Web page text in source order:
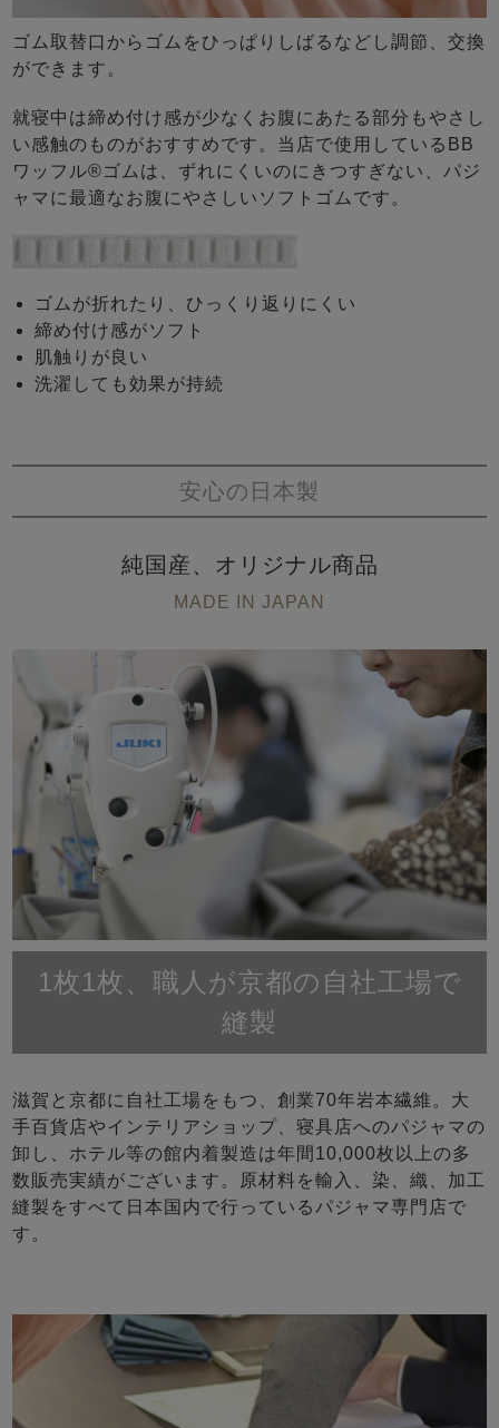
ゴム取替口からゴムをひっぱりしばるなどし調節、交換
ができます。
就寝中は締め付け感が少なくお腹にあたる部分もやさし
い感触のものがおすすめです。当店で使用しているBB
ワッフル®ゴムは、ずれにくいのにきつすぎない、パジ
ャマに最適なお腹にやさしいソフトゴムです。
ゴムが折れたり、ひっくり返りにくい
締め付け感がソフト
肌触りが良い
洗濯しても効果が持続
安心の日本製
純国産、オリジナル商品
MADE IN JAPAN
1枚1枚、職人が京都の自社工場で
縫製
滋賀と京都に自社工場をもつ、創業70年岩本繊維。大
手百貨店やインテリアショップ、寝具店へのパジャマの
卸し、ホテル等の館内着製造は年間10,000枚以上の多
数販売実績がございます。原材料を輸入、染、織、加工
縫製をすべて日本国内で行っているパジャマ専門店で
す。